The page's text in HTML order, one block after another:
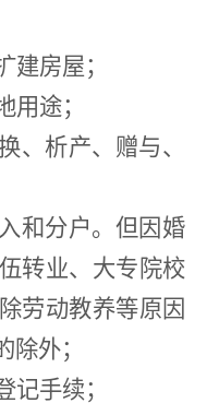
建房屋；
用途；
、析产、赠与、
和分户。但因婚
转业、大专院校
劳动教养等原因
外；
记手续；